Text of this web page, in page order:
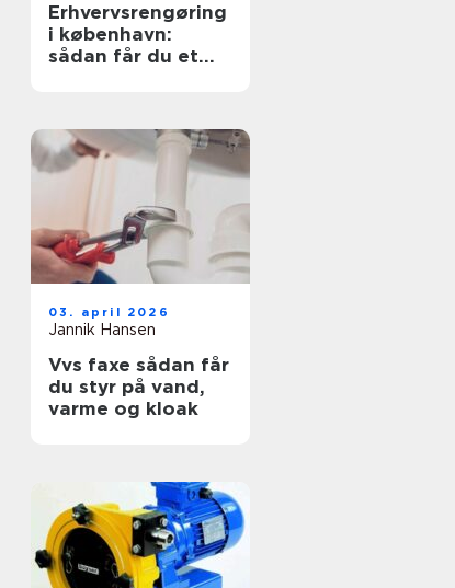
Erhvervsrengøring
i københavn:
sådan får du et
03. april 2026
Jannik Hansen
Vvs faxe sådan får
du styr på vand,
varme og kloak